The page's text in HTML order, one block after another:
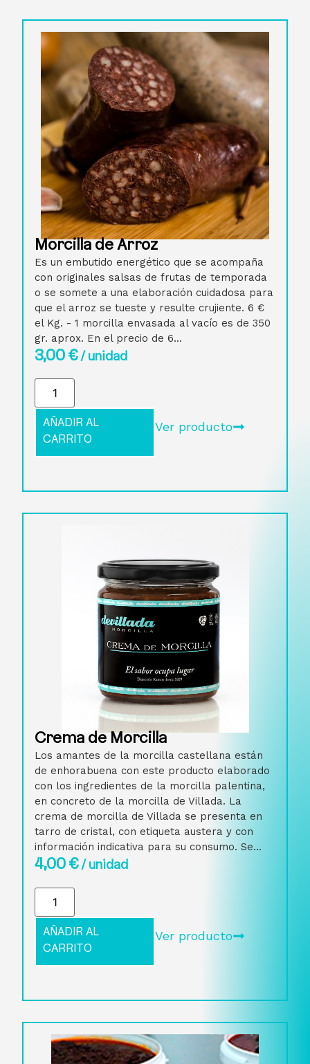
Morcilla de Arroz
Es un embutido energético que se acompaña
con originales salsas de frutas de temporada
o se somete a una elaboración cuidadosa para
que el arroz se tueste y resulte crujiente. 6 €
el Kg. - 1 morcilla envasada al vacío es de 350
gr. aprox. En el precio de 6...
3,00€/ unidad
AÑADIR AL
CARRITO
Ver producto
Crema de Morcilla
Los amantes de la morcilla castellana están
de enhorabuena con este producto elaborado
con los ingredientes de la morcilla palentina,
en concreto de la morcilla de Villada. La
crema de morcilla de Villada se presenta en
tarro de cristal, con etiqueta austera y con
información indicativa para su consumo. Se...
4,00€/ unidad
AÑADIR AL
CARRITO
Ver producto